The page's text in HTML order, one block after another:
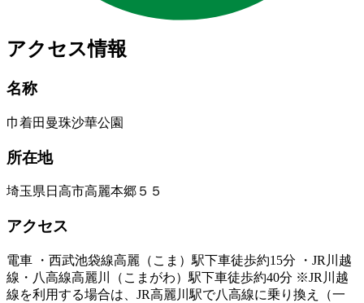
アクセス情報
名称
巾着田曼珠沙華公園
所在地
埼玉県日高市高麗本郷５５
アクセス
電車 ・西武池袋線高麗（こま）駅下車徒歩約15分 ・JR川越
線・八高線高麗川（こまがわ）駅下車徒歩約40分 ※JR川越
線を利用する場合は、JR高麗川駅で八高線に乗り換え（一